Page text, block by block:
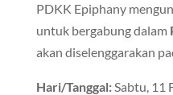
PDKK Epiphany
untuk bergabung dalam
akan diselenggarakan
Hari/Tanggal:Sabtu, 11